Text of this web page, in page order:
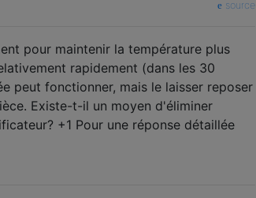
source
pour maintenir la température plus
rapidement (dans les 30
peut fonctionner, mais le laisser reposer
Existe-t-il un moyen d'éliminer
+1 Pour une réponse détaillée